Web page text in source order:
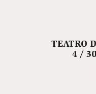
TEATRO
4 /